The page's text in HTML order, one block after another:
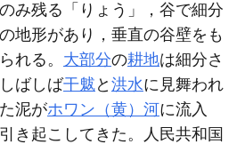
み残る「りょう」，谷で細分
地形があり，垂直の谷壁をも
れる。 大部分の耕地は細分さ
ばしば干魃と 洪水に見舞われ
泥がホワン（黄）河に流入
き起こしてきた。人民共和国